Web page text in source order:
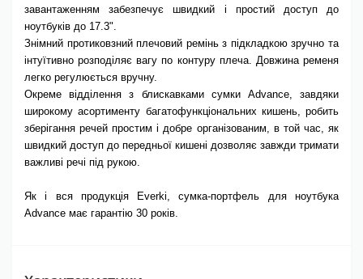
завантаженням забезпечує швидкий і простий доступ до
ноутбуків до 17.3".
Знімний протиковзний плечовий ремінь з підкладкою зручно та
інтуїтивно розподіляє вагу по контуру плеча. Довжина ременя
легко регулюється вручну.
Окреме відділення з блискавками сумки Advance, завдяки
широкому асортименту багатофункціональних кишень, робить
зберігання речей простим і добре організованим, в той час, як
швидкий доступ до передньої кишені дозволяє завжди тримати
важливі речі під рукою.
Як і вся продукція Everki, сумка-портфель для ноутбука
Advance має гарантію 30 років.